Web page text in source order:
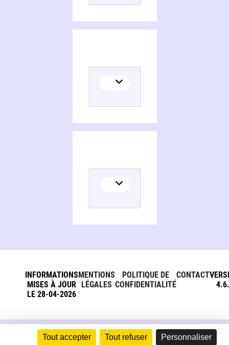
Tout accepter Tout refuser Personnaliser
INFORMATIONS
MISES À JOUR
LE 28-04-2026
MENTIONS
LÉGALES
POLITIQUE DE
CONFIDENTIALITÉ
CONTACT